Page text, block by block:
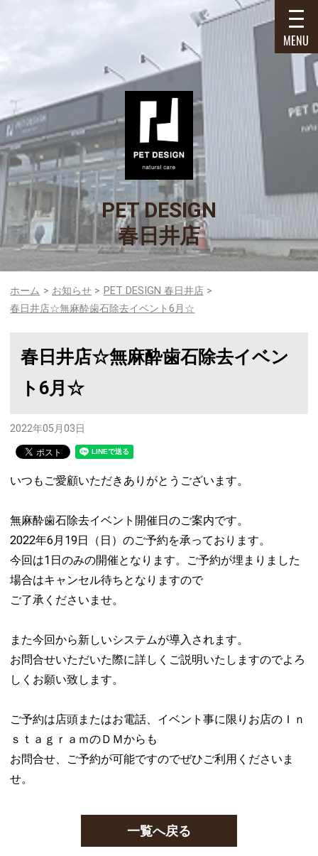
PET DESIGN
春日井店
MENU
ホーム お知らせ
PET DESIGN 春日井店
春日井店☆無麻酔歯石除去イベント6月☆
春日井店☆無麻酔歯石除去イベン
ト6月☆
2022年05月03日
いつもご愛顧いただきありがとうございます。
無麻酔歯石除去イベント開催日のご案内です。
2022年6月19日（日）のご予約を承っております。
今回は1日のみの開催となります。ご予約が埋まりました
場合はキャンセル待ちとなりますので
ご了承くださいませ。
また今回から新しいシステムが導入されます。
お問合せいただいた際に詳しくご説明いたしますのでよろ
しくお願い致します。
ご予約は店頭またはお電話、イベント事に限りお店のＩｎ
ｓｔａｇｒａｍのＤＭからも
お問合せ、ご予約が可能ですのでぜひご利用くださいま
せ。
一覧へ戻る